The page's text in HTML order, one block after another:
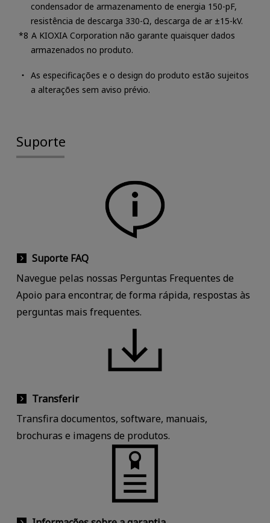
condensador de armazenamento de energia 150-pF,
resistência de descarga 330-Ω, descarga de ar ±15-kV.
A KIOXIA Corporation não garante quaisquer dados
armazenados no produto.
As especificações e o design do produto estão sujeitos
a alterações sem aviso prévio.
Suporte
Suporte FAQ
Navegue pelas nossas Perguntas Frequentes de
Apoio para encontrar, de forma rápida, respostas às
perguntas mais frequentes.
Transferir
Transfira documentos, software, manuais,
brochuras e imagens de produtos.